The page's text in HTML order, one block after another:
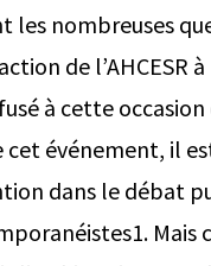
les nombreuses
de l’AHCESR
à cette
événement, il
dans le débat
Mais